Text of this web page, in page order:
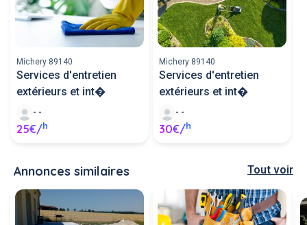
Michery 89140
Services d'entretien
extérieurs et int�
- -
25€/h
Michery 89140
Services d'entretien
extérieurs et int�
- -
30€/h
Annonces similaires Tout voir